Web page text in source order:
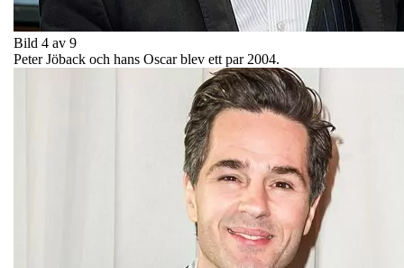
Bild 4 av 9
Peter Jöback och hans Oscar blev ett par 2004.